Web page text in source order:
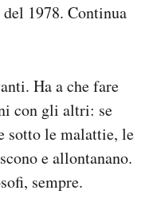
1978. Continua
Ha a che fare
con gli altri: se
sotto le malattie, le
e allontanano.
sempre.